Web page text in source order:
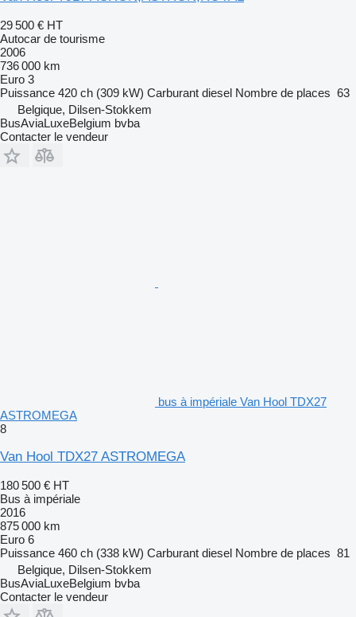
29 500 € HT
Autocar de tourisme
2006
736 000 km
Euro 3
Puissance 420 ch (309 kW) Carburant diesel Nombre de places 63
Belgique, Dilsen-Stokkem
BusAviaLuxeBelgium bvba
Contacter le vendeur
bus à impériale Van Hool TDX27
ASTROMEGA
8
Van Hool TDX27 ASTROMEGA
180 500 € HT
Bus à impériale
2016
875 000 km
Euro 6
Puissance 460 ch (338 kW) Carburant diesel Nombre de places 81
Belgique, Dilsen-Stokkem
BusAviaLuxeBelgium bvba
Contacter le vendeur